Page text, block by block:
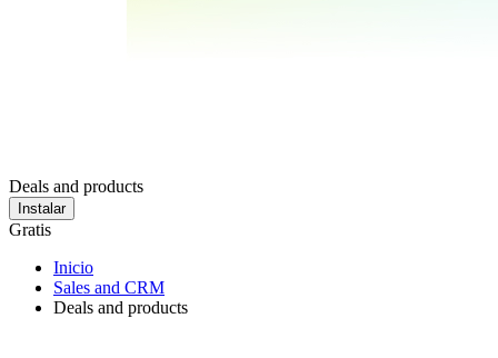
Deals and products
Instalar
Gratis
Inicio
Sales and CRM
Deals and products